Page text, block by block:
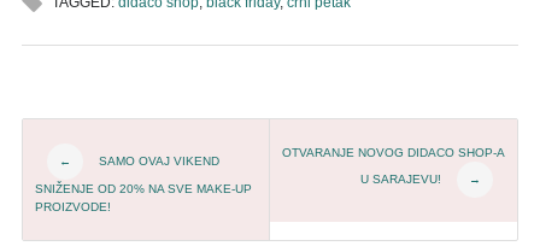
Post navigation
← SAMO OVAJ VIKEND
SNIŽENJE OD 20% NA SVE MAKE-UP
PROIZVODE!
OTVARANJE NOVOG DIDACO SHOP-A
U SARAJEVU!
→